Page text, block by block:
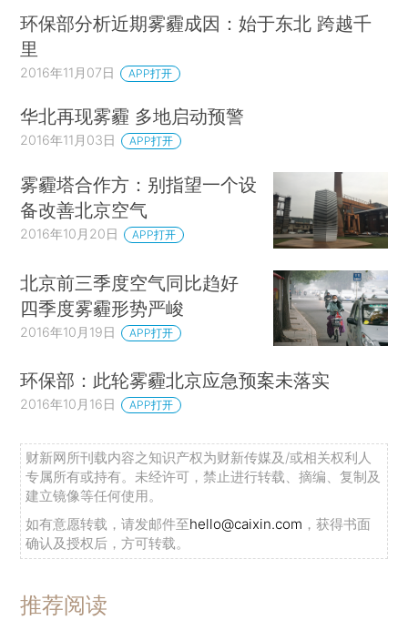
环保部分析近期雾霾成因：始于东北 跨越千
里
2016年11月07日 APP打开
华北再现雾霾 多地启动预警
2016年11月03日 APP打开
雾霾塔合作方：别指望一个设
备改善北京空气
2016年10月20日 APP打开
北京前三季度空气同比趋好
四季度雾霾形势严峻
2016年10月19日 APP打开
环保部：此轮雾霾北京应急预案未落实
2016年10月16日 APP打开
财新网所刊载内容之知识产权为财新传媒及/或相关权利人
专属所有或持有。未经许可，禁止进行转载、摘编、复制及
建立镜像等任何使用。
如有意愿转载，请发邮件至hello@caixin.com ，获得书面
确认及授权后，方可转载。
推荐阅读